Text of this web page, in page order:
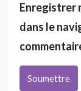
Enregistrer
dans le
Soumettre